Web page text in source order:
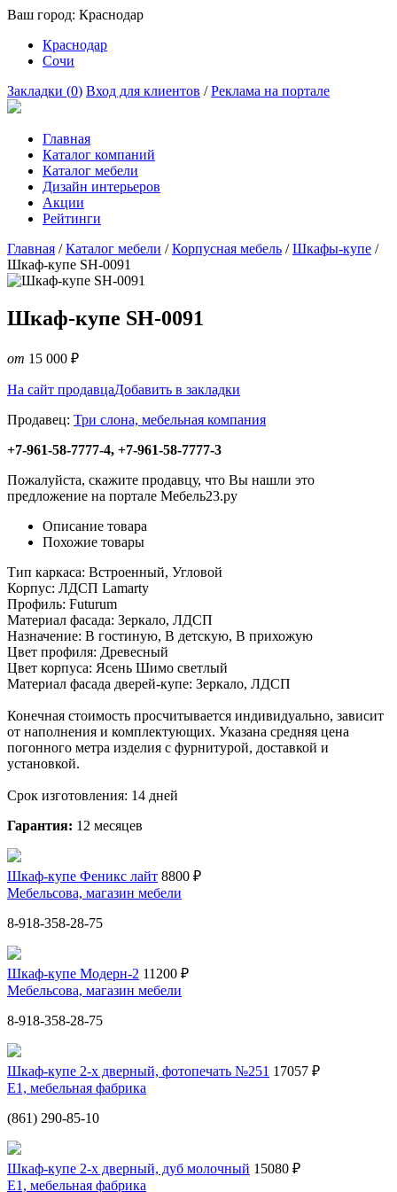
Ваш город: Краснодар
Краснодар
Сочи
Закладки (0) Вход для клиентов /Реклама на портале
Главная
Каталог компаний
Каталог мебели
Дизайн интерьеров
Акции
Рейтинги
Главная /Каталог мебели /Корпусная мебель /Шкафы-купе /
Шкаф-купе SH-0091
Шкаф-купе SH-0091
от 15 000 ₽
На сайт продавцаДобавить в закладки
Продавец: Три слона, мебельная компания
+7-961-58-7777-4, +7-961-58-7777-3
Пожалуйста, скажите продавцу, что Вы нашли это
предложение на портале Мебель23.ру
Описание товара
Похожие товары
Тип каркаса: Встроенный, Угловой
Корпус: ЛДСП Lamarty
Профиль: Futurum
Материал фасада: Зеркало, ЛДСП
Назначение: В гостиную, В детскую, В прихожую
Цвет профиля: Древесный
Цвет корпуса: Ясень Шимо светлый
Материал фасада дверей-купе: Зеркало, ЛДСП
Конечная стоимость просчитывается индивидуально, зависит
от наполнения и комплектующих. Указана средняя цена
погонного метра изделия с фурнитурой, доставкой и
установкой.
Срок изготовления: 14 дней
Гарантия: 12 месяцев
Шкаф-купе Феникс лайт 8800 ₽
Мебельсова, магазин мебели
8-918-358-28-75
Шкаф-купе Модерн-2 11200 ₽
Мебельсова, магазин мебели
8-918-358-28-75
Шкаф-купе 2-х дверный, фотопечать №251 17057 ₽
Е1, мебельная фабрика
(861) 290-85-10
Шкаф-купе 2-х дверный, дуб молочный 15080 ₽
Е1, мебельная фабрика